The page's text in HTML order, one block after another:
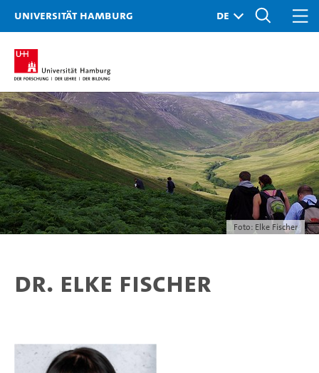
Universität Hamburg
Foto: Elke Fischer
Dr. Elke Fischer